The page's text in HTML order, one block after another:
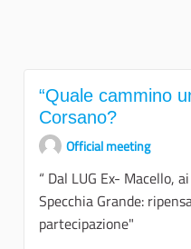
“Quale cammino
Corsano?
Official meeting
“ Dal LUG Ex- Macello,
Specchia Grande:
partecipazione"